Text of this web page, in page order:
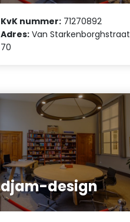
KvK nummer: 71270892
Adres: Van Starkenborghstraat
70
djam-design